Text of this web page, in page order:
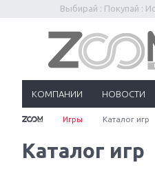
Выбирай : Покупай :
КОМПАНИИ НОВОСТИ
Игры Каталог игр
Каталог игр